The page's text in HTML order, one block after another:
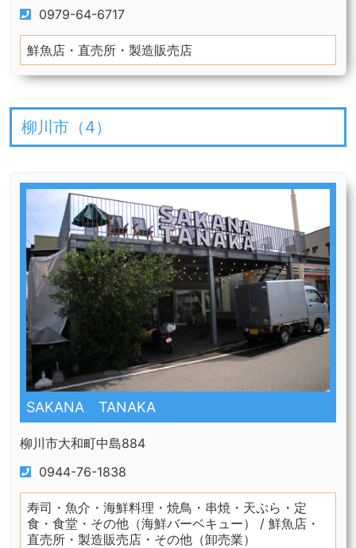
0979-64-6717
鮮魚店・直売所・製造販売店
柳川市（4）
SAKANA TANAKA
柳川市大和町中島884
0944-76-1838
寿司・魚介・海鮮料理・焼鳥・串焼・天ぷら・定
食・食堂・その他（海鮮バーベキュー） / 鮮魚店・
直売所・製造販売店・その他（卸売業）